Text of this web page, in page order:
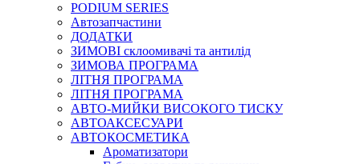
PODIUM SERIES
Автозапчастини
ДОДАТКИ
ЗИМОВІ склоомивачі та антилід
ЗИМОВА ПРОГРАМА
ЛІТНЯ ПРОГРАМА
ЛІТНЯ ПРОГРАМА
АВТО-МИЙКИ ВИСОКОГО ТИСКУ
АВТОАКСЕСУАРИ
АВТОКОСМЕТИКА
Ароматизатори